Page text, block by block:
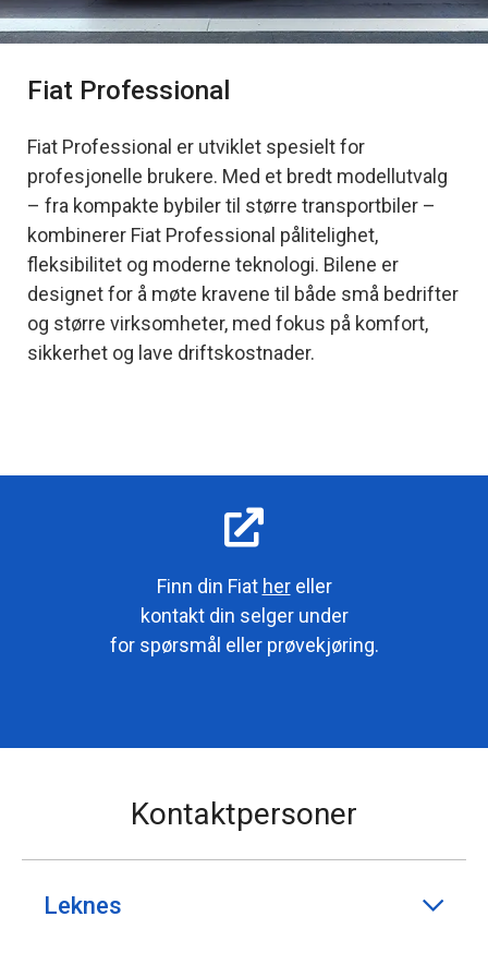
Fiat Professional
Fiat Professional er utviklet spesielt for
profesjonelle brukere. Med et bredt modellutvalg
– fra kompakte bybiler til større transportbiler –
kombinerer Fiat Professional pålitelighet,
fleksibilitet og moderne teknologi. Bilene er
designet for å møte kravene til både små bedrifter
og større virksomheter, med fokus på komfort,
sikkerhet og lave driftskostnader.
Finn din Fiat hereller
kontakt din selger under
for spørsmål eller prøvekjøring.
Kontaktpersoner
Leknes